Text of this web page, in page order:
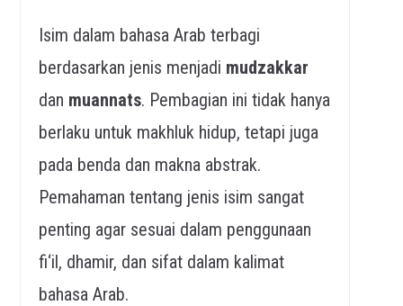
Isim dalam bahasa Arab terbagi
berdasarkan jenis menjadi mudzakkar
dan muannats. Pembagian ini tidak hanya
berlaku untuk makhluk hidup, tetapi juga
pada benda dan makna abstrak.
Pemahaman tentang jenis isim sangat
penting agar sesuai dalam penggunaan
fi‘il, dhamir, dan sifat dalam kalimat
bahasa Arab.